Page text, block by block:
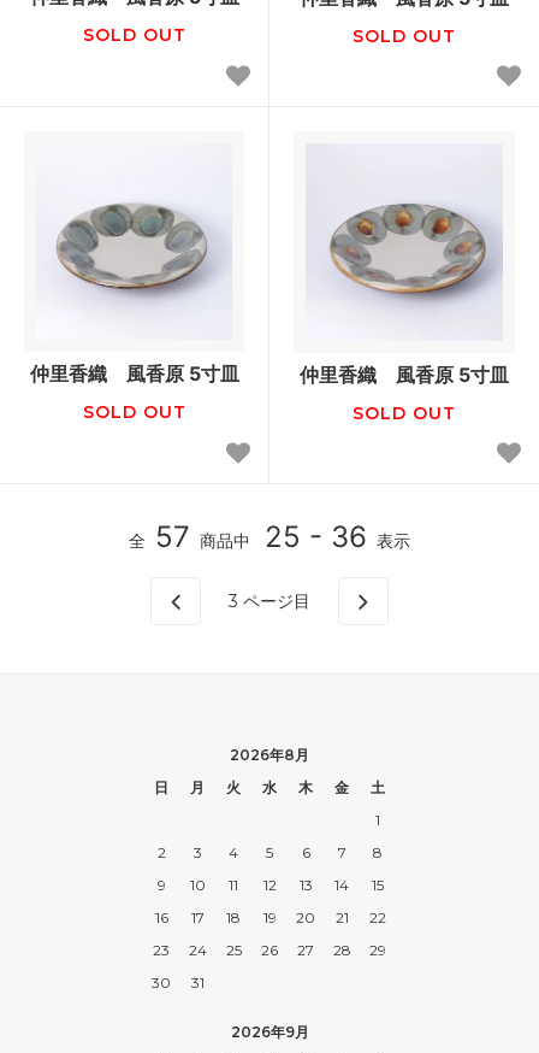
SOLD OUT SOLD OUT
仲里香織 風香原 5寸皿
SOLD OUT
仲里香織 風香原 5寸皿
SOLD OUT
全 57 商品中 25 - 36 表示
3 ページ目
2026年8月
日
月 火 水 木 金
土
1
2
3 4 5 6 7
8
9
10 11 12 13 14
15
16
17 18 19 20 21
22
23
24 25 26 27 28
29
30
31
2026年9月